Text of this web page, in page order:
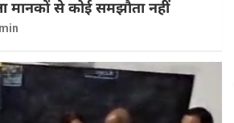
मानकों से कोई समझौता नहीं